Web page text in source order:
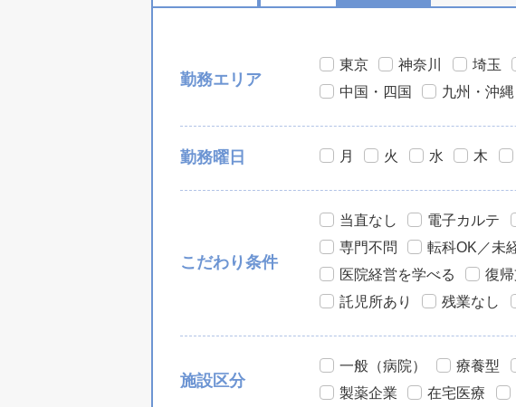
勤務エリア
東京 神奈川 埼玉
中国・四国
九州・沖縄
勤務曜日 月 火 水 木
こだわり条件
当直なし 電子カルテ
専門不問
転科OK／未
医院経営を学べる
復帰
託児所あり
残業なし
施設区分
一般（病院） 療養型
製薬企業
在宅医療